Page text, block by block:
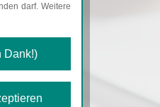
darf. Weitere